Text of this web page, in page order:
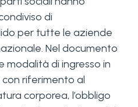
di
per tutte le aziende
Nel documento
modalità di ingresso in
riferimento al
corporea, l’obbligo